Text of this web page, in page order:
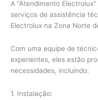
A “Atendimento
serviços de assistência
Electrolux na Zona Norte
Com uma equipe de
experientes, eles estão
necessidades, incluindo:
1. Instalação: